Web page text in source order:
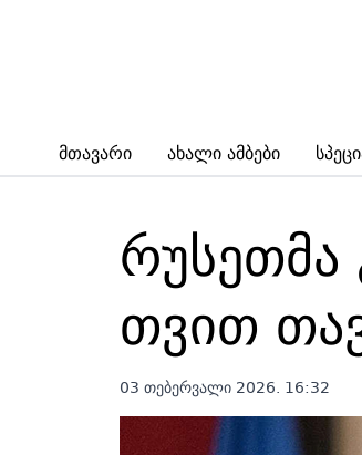
Მთავარი Ახალი Ამბები
თვით
03 თებერვალი 2026. 16:32